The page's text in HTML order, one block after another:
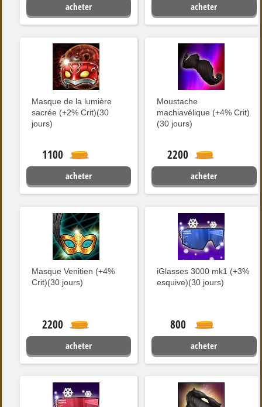
acheter acheter
Masque de la lumière
sacrée (+2% Crit)(30
jours)
1100
acheter
Moustache
machiavélique (+4% Crit)
(30 jours)
2200
acheter
Masque Venitien (+4%
Crit)(30 jours)
2200
acheter
iGlasses 3000 mk1 (+3%
esquive)(30 jours)
800
acheter